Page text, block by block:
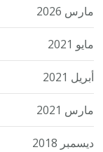
مارس 2026
مايو 2021
أبريل 2021
مارس 2021
ديسمبر 2018